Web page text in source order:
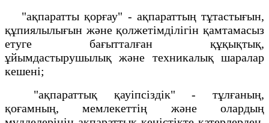
"ақпаратты қорғау" - ақпараттың тұтастығын,
құпиялылығын және қолжетімділігін қамтамасыз
етуге бағытталған құқықтық,
ұйымдастырушылық және техникалық шаралар
кешені;
"ақпараттық қауіпсіздік" - тұлғаның,
қоғамның, мемлекеттің және олардың